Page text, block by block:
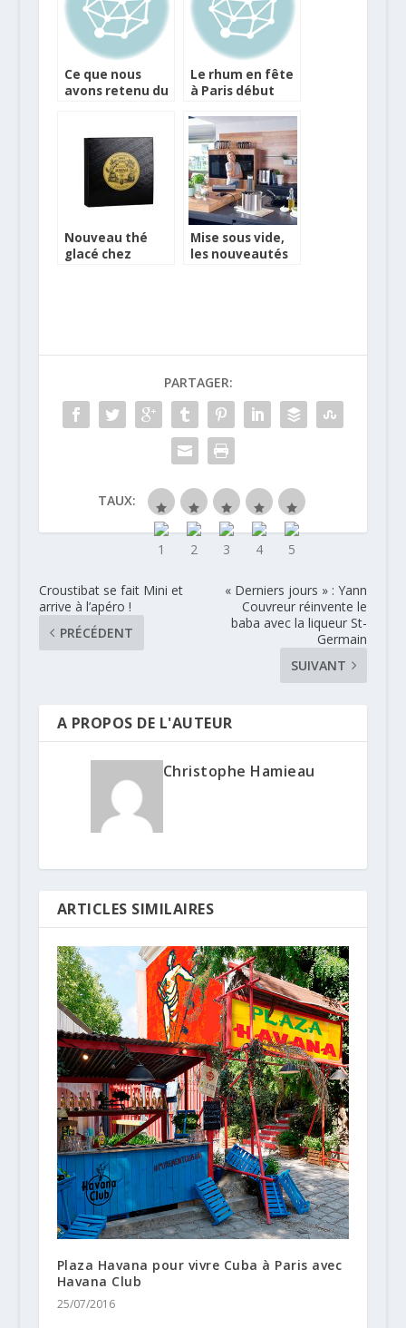
Ce que nous
avons retenu du
Le rhum en fête
à Paris début
Nouveau thé
glacé chez
Mise sous vide,
les nouveautés
PARTAGER:
TAUX:
Croustibat se fait Mini et
arrive à l’apéro !
PRÉCÉDENT
« Derniers jours » : Yann
Couvreur réinvente le
baba avec la liqueur St-
Germain
SUIVANT
A PROPOS DE L'AUTEUR
Christophe Hamieau
ARTICLES SIMILAIRES
Plaza Havana pour vivre Cuba à Paris avec
Havana Club
25/07/2016